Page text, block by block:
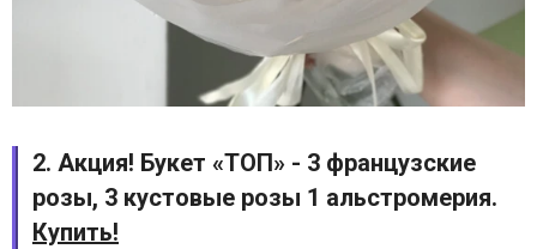
2. Акция! Букет «ТОП» - 3 французские
розы, 3 кустовые розы 1 альстромерия.
Купить!